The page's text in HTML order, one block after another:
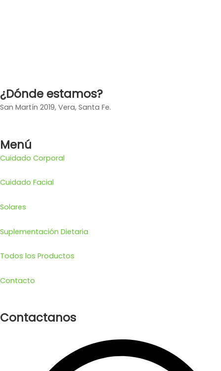
¿Dónde estamos?
San Martín 2019, Vera, Santa Fe.
Menú
Cuidado Corporal
Cuidado Facial
Solares
Suplementación Dietaria
Todos los Productos
Contacto
Contactanos